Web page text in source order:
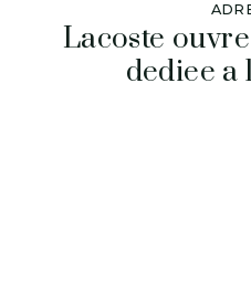
Lacoste
dediee a